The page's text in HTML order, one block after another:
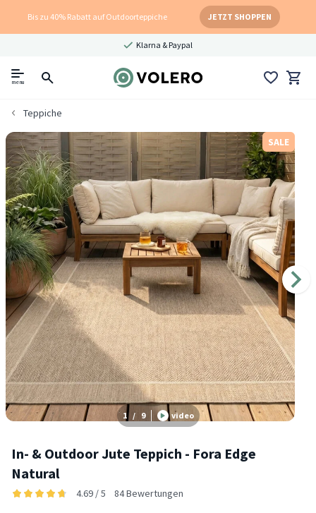
Bis zu 40% Rabatt auf Outdoorteppiche JETZT SHOPPEN
Klarna & Paypal
menu
Teppiche
SALE
1 / 9 video
In- & Outdoor Jute Teppich - Fora Edge
Natural
4.69 / 5 84 Bewertungen